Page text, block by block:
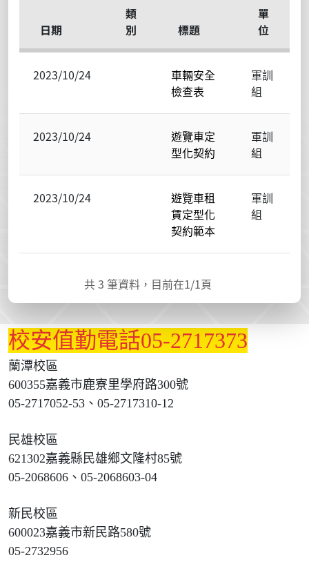
日期
類
別
標題
單
位
2023/10/24
車輛安全
檢查表
軍訓
組
2023/10/24
遊覽車定
型化契約
軍訓
組
2023/10/24
遊覽車租
賃定型化
契約範本
軍訓
組
共3 筆資料，目前在1/1頁
校安值勤電話05-2717373
蘭潭校區
600355嘉義市鹿寮里學府路300號
05-2717052-53、05-2717310-12
民雄校區
621302嘉義縣民雄鄉文隆村85號
05-2068606、05-2068603-04
新民校區
600023嘉義市新民路580號
05-2732956